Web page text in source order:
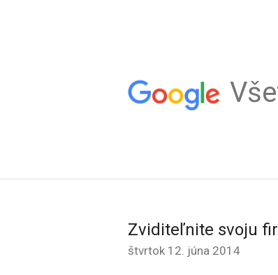
Zviditeľnite svoju
štvrtok 12. júna 2014